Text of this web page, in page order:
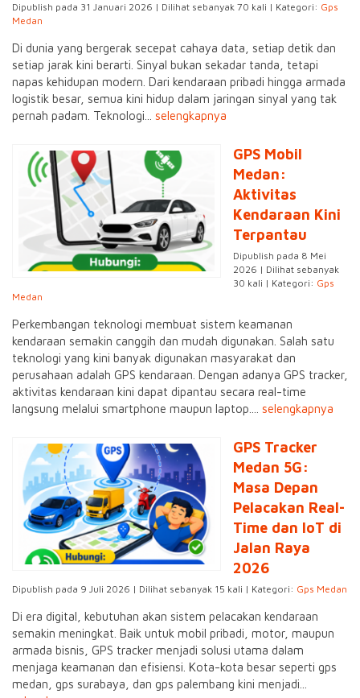
Dipublish pada 31 Januari 2026 | Dilihat sebanyak 70 kali | Kategori: Gps
Medan
Di dunia yang bergerak secepat cahaya data, setiap detik dan
setiap jarak kini berarti. Sinyal bukan sekadar tanda, tetapi
napas kehidupan modern. Dari kendaraan pribadi hingga armada
logistik besar, semua kini hidup dalam jaringan sinyal yang tak
pernah padam. Teknologi... selengkapnya
GPS Mobil
Medan:
Aktivitas
Kendaraan Kini
Terpantau
Dipublish pada 8 Mei
2026 | Dilihat sebanyak
30 kali | Kategori: Gps
Medan
Perkembangan teknologi membuat sistem keamanan
kendaraan semakin canggih dan mudah digunakan. Salah satu
teknologi yang kini banyak digunakan masyarakat dan
perusahaan adalah GPS kendaraan. Dengan adanya GPS tracker,
aktivitas kendaraan kini dapat dipantau secara real-time
langsung melalui smartphone maupun laptop.... selengkapnya
GPS Tracker
Medan 5G:
Masa Depan
Pelacakan Real-
Time dan IoT di
Jalan Raya
2026
Dipublish pada 9 Juli 2026 | Dilihat sebanyak 15 kali | Kategori: Gps Medan
Di era digital, kebutuhan akan sistem pelacakan kendaraan
semakin meningkat. Baik untuk mobil pribadi, motor, maupun
armada bisnis, GPS tracker menjadi solusi utama dalam
menjaga keamanan dan efisiensi. Kota-kota besar seperti gps
medan, gps surabaya, dan gps palembang kini menjadi...